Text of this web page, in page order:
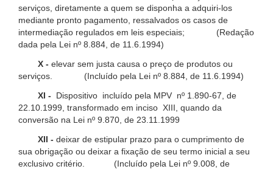
serviços, diretamente a quem se disponha a adquiri-los
mediante pronto pagamento, ressalvados os casos de
intermediação regulados em leis especiais; (Redação
dada pela Lei nº 8.884, de 11.6.1994)
X - elevar sem justa causa o preço de produtos ou
serviços. (Incluído pela Lei nº 8.884, de 11.6.1994)
XI -
Dispositivo incluído pela MPV nº 1.890-67, de
22.10.1999, transformado em inciso XIII, quando da
conversão na Lei nº 9.870, de 23.11.1999
XII - deixar de estipular prazo para o cumprimento de
sua obrigação ou deixar a fixação de seu termo inicial a seu
exclusivo critério. (Incluído pela Lei nº 9.008, de